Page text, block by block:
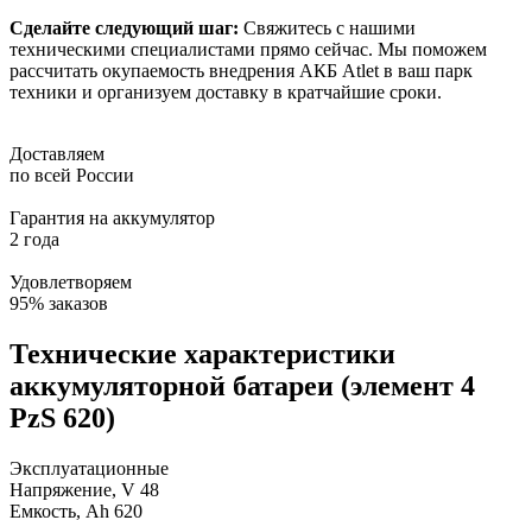
Сделайте следующий шаг: Свяжитесь с нашими
техническими специалистами прямо сейчас. Мы поможем
рассчитать окупаемость внедрения АКБ Atlet в ваш парк
техники и организуем доставку в кратчайшие сроки.
Доставляем
по всей России
Гарантия на аккумулятор
2 года
Удовлетворяем
95% заказов
Технические характеристики
аккумуляторной батареи (элемент 4
PzS 620)
Эксплуатационные
Напряжение, V 48
Емкость, Ah 620